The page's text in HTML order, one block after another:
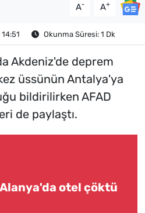
A- A+
Okunma Süresi: 1 Dk
Akdeniz'de deprem
üssünün Antalya'ya
bildirilirken AFAD
de paylaştı.
Alanya'da otel çöktü